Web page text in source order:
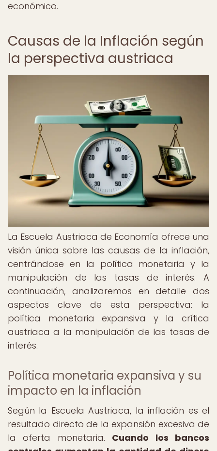
económico.
Causas de la Inflación según
la perspectiva austriaca
La Escuela Austriaca de Economía ofrece una
visión única sobre las causas de la inflación,
centrándose en la política monetaria y la
manipulación de las tasas de interés. A
continuación, analizaremos en detalle dos
aspectos clave de esta perspectiva: la
política monetaria expansiva y la crítica
austriaca a la manipulación de las tasas de
interés.
Política monetaria expansiva y su
impacto en la inflación
Según la Escuela Austriaca, la inflación es el
resultado directo de la expansión excesiva de
la oferta monetaria. Cuando los bancos